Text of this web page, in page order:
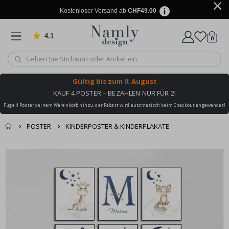
Kostenloser Versand ab CHF49.00
4.1 von 1032 Bewertungen
Wagen
0
Gültig bis zum 9. August
KAUF 4 POSTER – BEZAHLEN NUR FÜR 2!
Füge 4 Poster deinem Warenkorb hinzu, der Rabatt wird automatisch beim Checkout angewendet!
POSTER KINDERPOSTER & KINDERPLAKATE
Produkte
Zur Kasse